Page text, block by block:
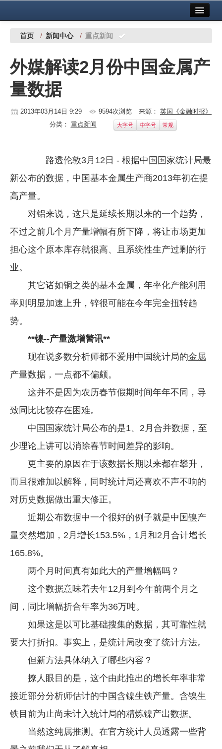
中国有色金属报社主办 广告服务
铜镍铅锌
铝
稀有稀土
镁钛
地矿 建设
党建工作
企业文化
《资源再生》杂志
数字报
首页 / 新闻中心 / 重点新闻
外媒解读2月份中国金属产
量数据
2013年03月14日 9:29 9594次浏览 来源： 英国《金融时报》
分类： 重点新闻 大字号 中字号 常规
路透伦敦3月12日 - 根据中国国家统计局最
新公布的数据，中国基本金属生产商2013年初在提
高产量。
对铝来说，这只是延续长期以来的一个趋势，
不过之前几个月产量增幅有所下降，将让市场更加
担心这个原本库存就很高、且系统性生产过剩的行
业。
其它诸如铜之类的基本金属，年率化产能利用
率则明显加速上升，锌很可能在今年完全扭转趋
势。
**镍--产量激增警讯**
现在说多数分析师都不爱用中国统计局的金属
产量数据，一点都不偏颇。
这并不是因为农历春节假期时间年年不同，导
致同比比较存在困难。
中国国家统计局公布的是1、2月合并数据，至
少理论上讲可以消除春节时间差异的影响。
更主要的原因在于该数据长期以来都在攀升，
而且很难加以解释，同时统计局还喜欢不声不响的
对历史数据做出重大修正。
近期公布数据中一个很好的例子就是中国镍产
量突然增加，2月增长153.5%，1月和2月合计增长
165.8%。
两个月时间真有如此大的产量增幅吗？
这个数据意味着去年12月到今年前两个月之
间，同比增幅折合年率为36万吨。
如果这是以可比基础搜集的数据，其可靠性就
要大打折扣。事实上，是统计局改变了统计方法。
但新方法具体纳入了哪些内容？
撩人眼目的是，这个由此推出的增长年率非常
接近部分分析师估计的中国含镍生铁产量。含镍生
铁目前为止尚未计入统计局的精炼镍产出数据。
当然这纯属推测。在官方统计人员透露一些背